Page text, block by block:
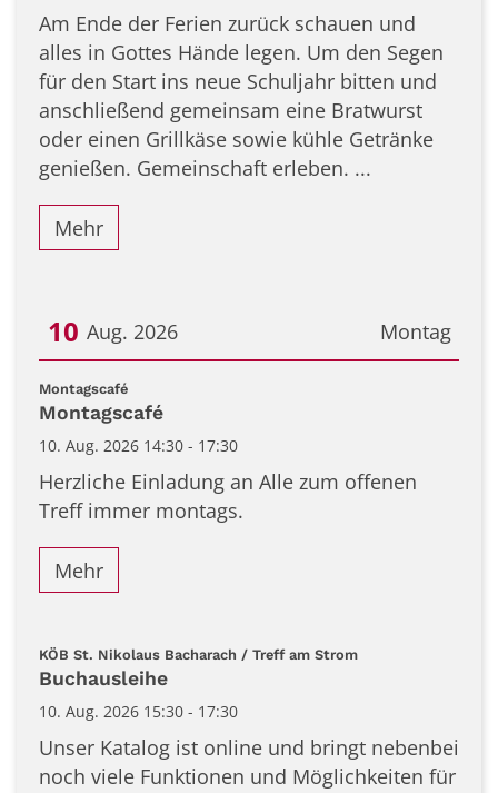
Am Ende der Ferien zurück schauen und
alles in Gottes Hände legen. Um den Segen
für den Start ins neue Schuljahr bitten und
anschließend gemeinsam eine Bratwurst
oder einen Grillkäse sowie kühle Getränke
genießen. Gemeinschaft erleben. ...
Mehr
Montag
10 Aug. 2026
Datum: 10. August 2026
Montagscafé:
Montagscafé
10. Aug. 2026 14:30 - 17:30
Herzliche Einladung an Alle zum offenen
Treff immer montags.
Mehr
KÖB St. Nikolaus Bacharach / Treff am Strom:
Buchausleihe
10. Aug. 2026 15:30 - 17:30
Unser Katalog ist online und bringt nebenbei
noch viele Funktionen und Möglichkeiten für